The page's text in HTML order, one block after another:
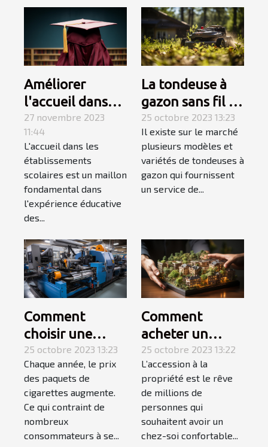
Améliorer
l'accueil dans
les
établissements
scolaires
27 novembre 2023
11:44
L'accueil dans les
établissements
scolaires est un maillon
fondamental dans
l'expérience éducative
des...
La tondeuse à
gazon sans fil :
allons à sa
découverte
25 octobre 2023 13:23
Il existe sur le marché
plusieurs modèles et
variétés de tondeuses à
gazon qui fournissent
un service de...
Comment
choisir une
tubeuse
électrique ?
25 octobre 2023 13:23
Chaque année, le prix
des paquets de
cigarettes augmente.
Ce qui contraint de
nombreux
consommateurs à se...
Comment
acheter un
appartement ? 3
étapes pour
faire le meilleur
choix
25 octobre 2023 13:22
L’accession à la
propriété est le rêve
de millions de
personnes qui
souhaitent avoir un
chez-soi confortable...